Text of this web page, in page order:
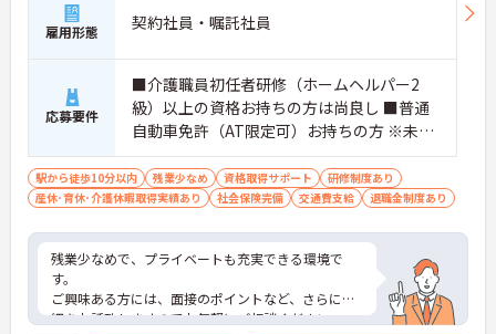
雇用形態 契約社員・嘱託社員
応募要件
■介護職員初任者研修（ホームヘルパー2
級）以上の資格お持ちの方は尚良し ■普通
自動車免許（AT限定可）お持ちの方 ※未経
験者、無資格者応相談
駅から徒歩10分以内 残業少なめ 資格取得サポート
研修制度あり
産休･育休･介護休暇取得実績あり
社会保険完備 交通費支給 退職金制度あり
残業少なめで、プライベートも充実できる環境で
す。
ご興味ある方には、面接のポイントなど、さらに詳
細をお話致しますのでお気軽にご相談ください。